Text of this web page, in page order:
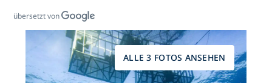
übersetzt von
ALLE 3 FOTOS ANSEHEN